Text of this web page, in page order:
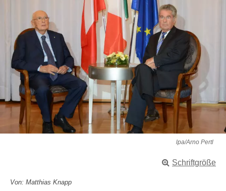
lpa/Arno Pertl
Schriftgröße
Von: Matthias Knapp